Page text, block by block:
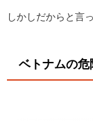
しかしだからと言っ
ベトナムの危